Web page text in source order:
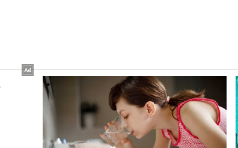
ಹೆದರಿಕೆ..!
ಆದ್ರೆ, ಹಿಂದಿನ ಕಾಲದಲ್ಲಿ ನಾಟಕಗಳೇ ಜನರ